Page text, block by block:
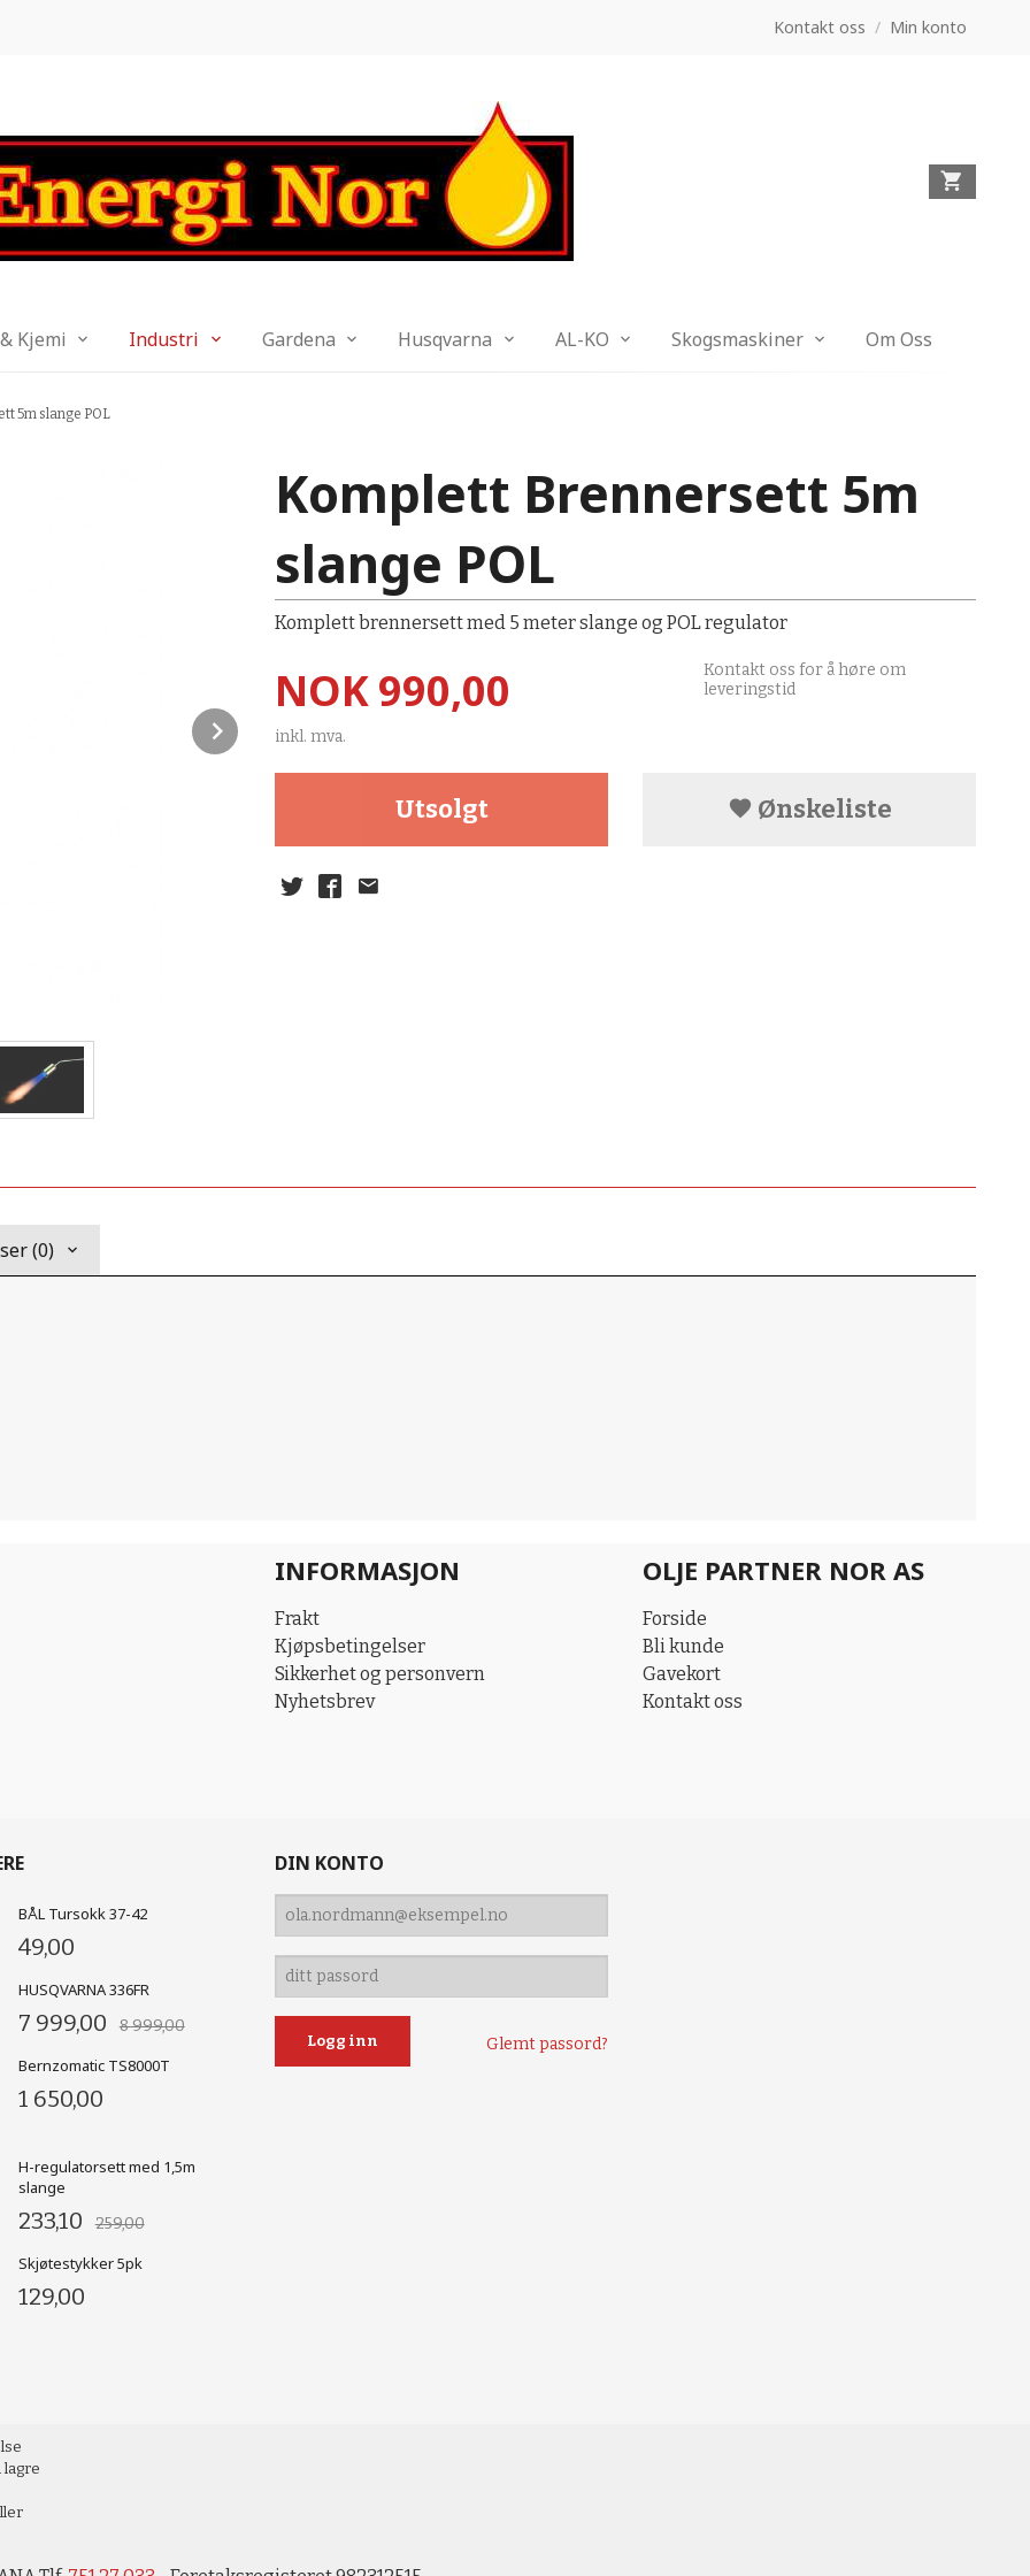
Kontakt oss / Min konto
Kjemi Industri Gardena Husqvarna AL-KO Skogsmaskiner Om Oss
5m slange POL
Next
Komplett Brennersett 5m
slange POL
Komplett brennersett med 5 meter slange og POL regulator
Pris
NOK990,00
inkl. mva.
Kontakt oss for å høre om
leveringstid
Utsolgt Ønskeliste
(0)
INFORMASJON
Frakt
Kjøpsbetingelser
Sikkerhet og personvern
Nyhetsbrev
OLJE PARTNER NOR AS
Forside
Bli kunde
Gavekort
Kontakt oss
BÅL Tursokk 37-42
49,00
HUSQVARNA 336FR
7 999,00 8 999,00
Bernzomatic TS8000T
1 650,00
H-regulatorsett med 1,5m
slange
233,10 259,00
Skjøtestykker 5pk
129,00
DIN KONTO
Glemt passord?
lagre